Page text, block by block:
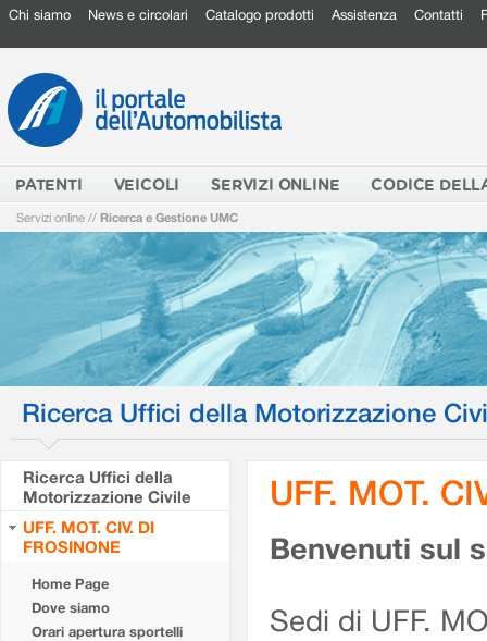
Chi siamo News e circolari Catalogo prodotti Assistenza Contatti
PATENTI VEICOLI SERVIZI ONLINE CODICE
Servizi online // Ricerca e Gestione UMC
Ricerca Uffici della Motorizzazione
Ricerca Uffici della
Motorizzazione Civile
UFF. MOT. CIV. DI
FROSINONE
Home Page
Dove siamo
Orari apertura sportelli
UFF. MOT.
Benvenuti sul
Sedi di UFF.